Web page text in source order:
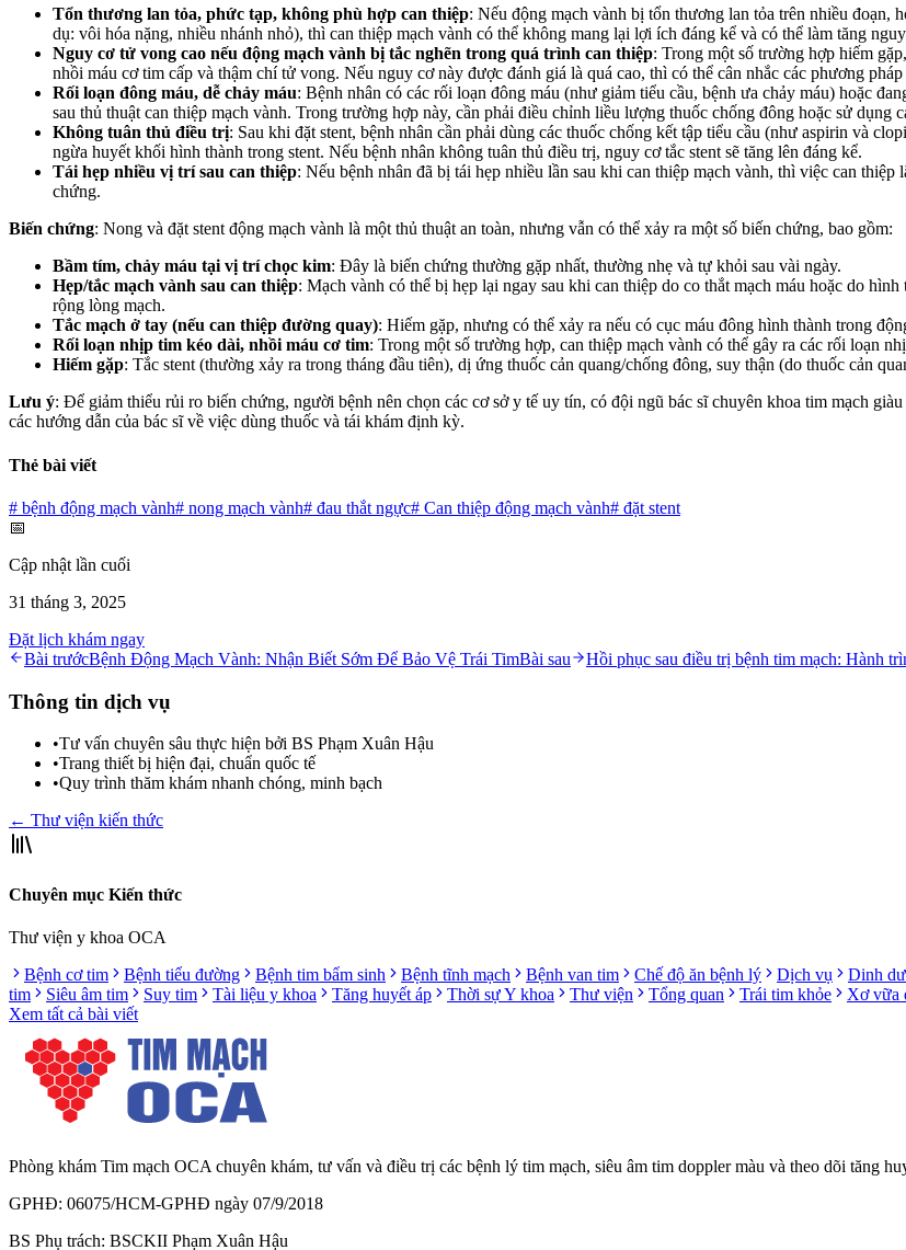
Tổn thương lan tỏa, phức tạp, không phù hợp can thiệp: Nếu động mạch vành bị tổn thương lan tỏa trên nhiều đoạn,
dụ: vôi hóa nặng, nhiều nhánh nhỏ), thì can thiệp mạch vành có thể không mang lại lợi ích đáng kể và có thể làm tăng
Nguy cơ tử vong cao nếu động mạch vành bị tắc nghẽn trong quá trình can thiệp: Trong một số trường hợp hiếm
nhồi máu cơ tim cấp và thậm chí tử vong. Nếu nguy cơ này được đánh giá là quá cao, thì có thể cân nhắc các phương
Rối loạn đông máu, dễ chảy máu: Bệnh nhân có các rối loạn đông máu (như giảm tiểu cầu, bệnh ưa chảy máu) hoặc
sau thủ thuật can thiệp mạch vành. Trong trường hợp này, cần phải điều chỉnh liều lượng thuốc chống đông hoặc sử dụng
Không tuân thủ điều trị: Sau khi đặt stent, bệnh nhân cần phải dùng các thuốc chống kết tập tiểu cầu (như aspirin và
ngừa huyết khối hình thành trong stent. Nếu bệnh nhân không tuân thủ điều trị, nguy cơ tắc stent sẽ tăng lên đáng kể.
Tái hẹp nhiều vị trí sau can thiệp: Nếu bệnh nhân đã bị tái hẹp nhiều lần sau khi can thiệp mạch vành, thì việc can
chứng.
Biến chứng: Nong và đặt stent động mạch vành là một thủ thuật an toàn, nhưng vẫn có thể xảy ra một số biến chứng, bao gồm:
Bầm tím, chảy máu tại vị trí chọc kim: Đây là biến chứng thường gặp nhất, thường nhẹ và tự khỏi sau vài ngày.
Hẹp/tắc mạch vành sau can thiệp: Mạch vành có thể bị hẹp lại ngay sau khi can thiệp do co thắt mạch máu hoặc do
rộng lòng mạch.
Tắc mạch ở tay (nếu can thiệp đường quay): Hiếm gặp, nhưng có thể xảy ra nếu có cục máu đông hình thành trong
Rối loạn nhịp tim kéo dài, nhồi máu cơ tim: Trong một số trường hợp, can thiệp mạch vành có thể gây ra các rối loạn
Hiếm gặp: Tắc stent (thường xảy ra trong tháng đầu tiên), dị ứng thuốc cản quang/chống đông, suy thận (do thuốc cản
Lưu ý: Để giảm thiểu rủi ro biến chứng, người bệnh nên chọn các cơ sở y tế uy tín, có đội ngũ bác sĩ chuyên khoa tim mạch
các hướng dẫn của bác sĩ về việc dùng thuốc và tái khám định kỳ.
Thẻ bài viết
# bệnh động mạch vành# nong mạch vành# đau thắt ngực# Can thiệp động mạch vành# đặt stent
📅
Cập nhật lần cuối
31 tháng 3, 2025
Đặt lịch khám ngay
Bài trướcBệnh Động Mạch Vành: Nhận Biết Sớm Để Bảo Vệ Trái TimBài sau Hồi phục sau điều trị bệnh tim mạch: Hành
Thông tin dịch vụ
•Tư vấn chuyên sâu thực hiện bởi BS Phạm Xuân Hậu
•Trang thiết bị hiện đại, chuẩn quốc tế
•Quy trình thăm khám nhanh chóng, minh bạch
← Thư viện kiến thức
Chuyên mục Kiến thức
Thư viện y khoa OCA
Bệnh cơ tim
Bệnh tiểu đường Bệnh tim bẩm sinh Bệnh tĩnh mạch Bệnh van tim Chế độ ăn bệnh lý Dịch vụ Dinh
tim
Siêu âm tim Suy tim Tài liệu y khoa Tăng huyết áp Thời sự Y khoa Thư viện Tổng quan Trái tim khỏe
Xơ vữa
Xem tất cả bài viết
Phòng khám Tim mạch OCA chuyên khám, tư vấn và điều trị các bệnh lý tim mạch, siêu âm tim doppler màu và theo dõi tăng
GPHĐ: 06075/HCM-GPHĐ ngày 07/9/2018
BS Phụ trách: BSCKII Phạm Xuân Hậu